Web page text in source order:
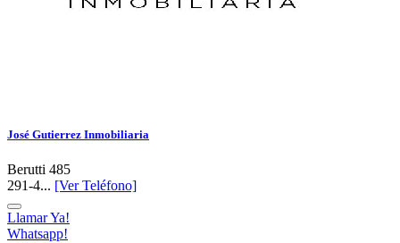
José Gutierrez Inmobiliaria
Berutti 485
291-4... [Ver Teléfono]
Llamar Ya!
Whatsapp!